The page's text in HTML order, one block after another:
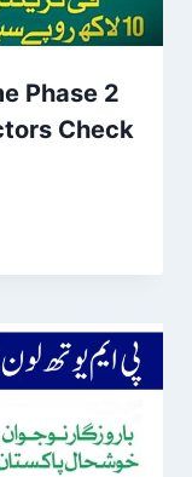
Phase 2
Check